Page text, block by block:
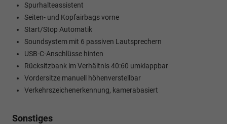
Spurhalteassistent
Seiten- und Kopfairbags vorne
Start/Stop Automatik
Soundsystem mit 6 passiven Lautsprechern
USB-C-Anschlüsse hinten
Rücksitzbank im Verhältnis 40:60 umklappbar
Vordersitze manuell höhenverstellbar
Verkehrszeichenerkennung, kamerabasiert
Sonstiges